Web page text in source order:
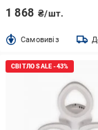
1 868 ₴/шт.
Cамовивіз